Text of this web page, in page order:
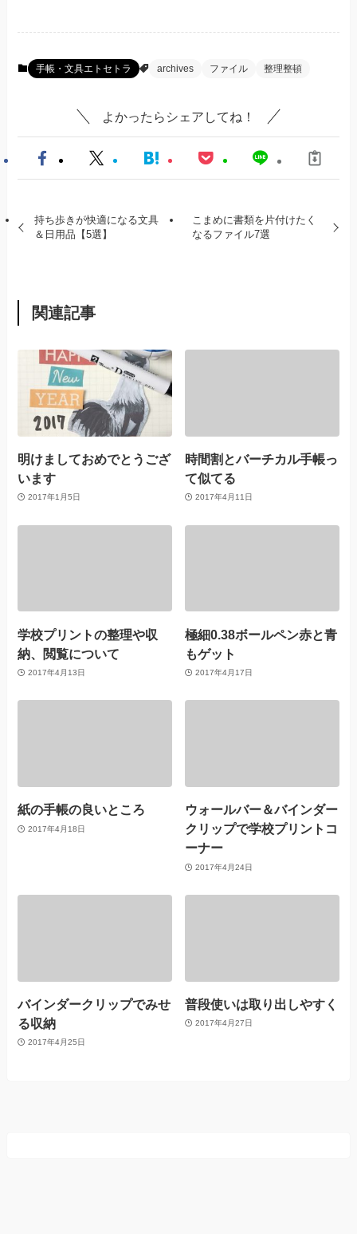
手帳・文具エトセトラ archives ファイル 整理整頓
よかったらシェアしてね！
持ち歩きが快適になる文具
＆日用品【5選】
こまめに書類を片付けたく
なるファイル7選
関連記事
明けましておめでとうござ
います
2017年1月5日
時間割とバーチカル手帳っ
て似てる
2017年4月11日
学校プリントの整理や収
納、閲覧について
2017年4月13日
極細0.38ボールペン赤と青
もゲット
2017年4月17日
紙の手帳の良いところ
2017年4月18日
ウォールバー＆バインダー
クリップで学校プリントコ
ーナー
2017年4月24日
バインダークリップでみせ
る収納
2017年4月25日
普段使いは取り出しやすく
2017年4月27日